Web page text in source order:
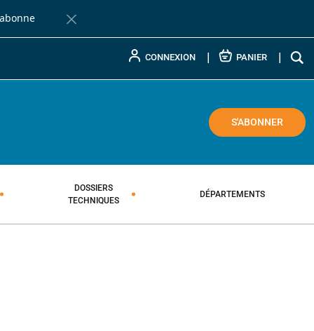
Fermer la barre de notification
CONNEXION PANIER
S'ABONNER
DOSSIERS
TECHNIQUES
DÉPARTEMENTS